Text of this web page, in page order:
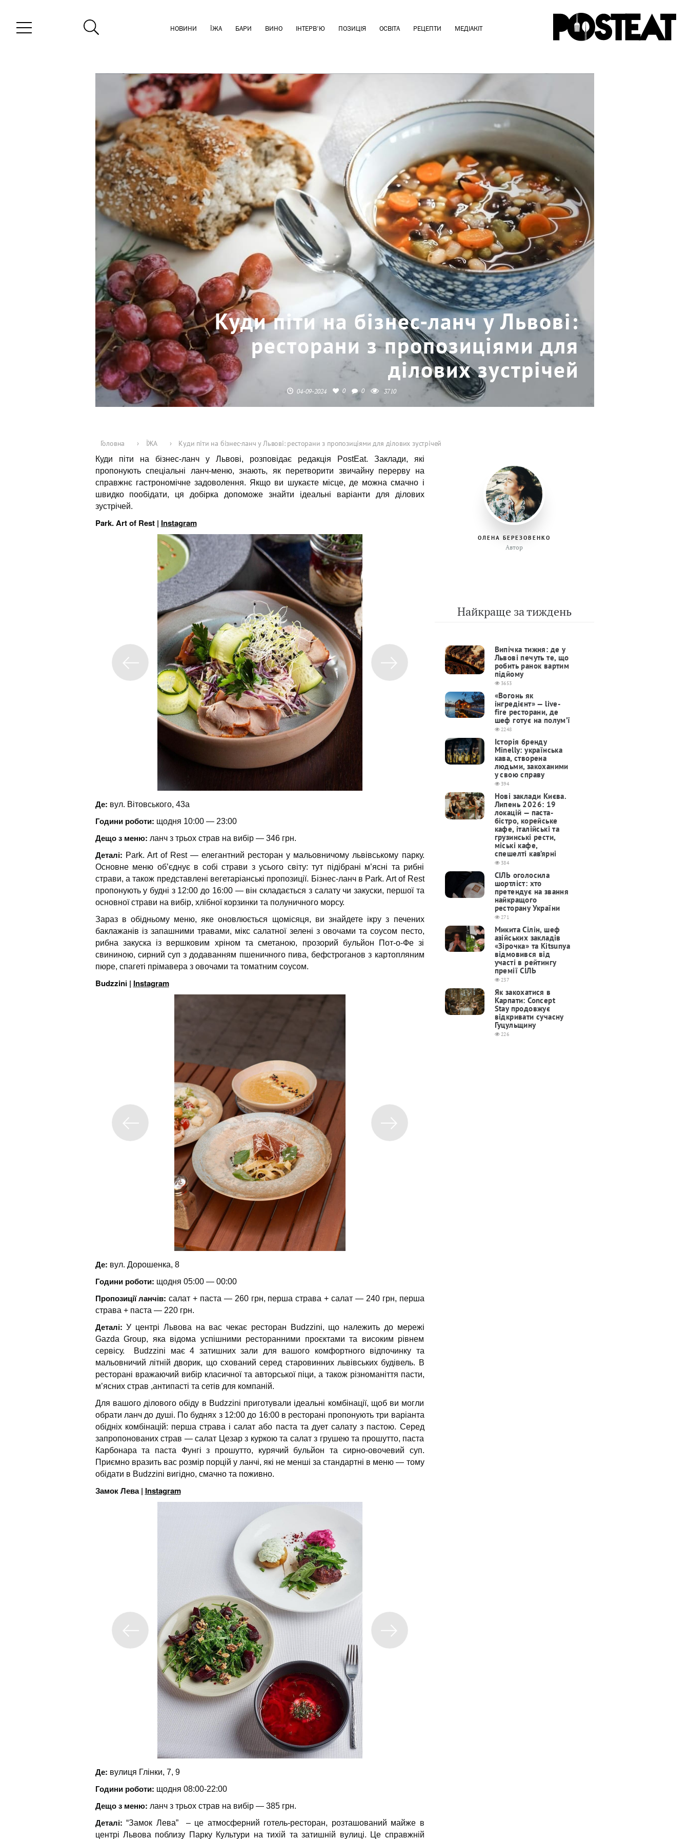
НОВИНИ ЇЖА БАРИ ВИНО ІНТЕРВ'Ю ПОЗИЦІЯ ОСВІТА РЕЦЕПТИ МЕДІАКІТ
Куди піти на бізнес-ланч у Львові:
ресторани з пропозиціями для
ділових зустрічей
04-09-2024 0 0 3710
Головна › ЇЖА › Куди піти на бізнес-ланч у Львові: ресторани з пропозиціями для ділових зустрічей
Куди піти на бізнес-ланч у Львові, розповідає редакція PostEat. Заклади, які
пропонують спеціальні ланч-меню, знають, як перетворити звичайну перерву на
справжнє гастрономічне задоволення. Якщо ви шукаєте місце, де можна смачно і
швидко пообідати, ця добірка допоможе знайти ідеальні варіанти для ділових
зустрічей.
Park. Art of Rest | Instagram
Де: вул. Вітовського, 43а
Години роботи: щодня 10:00 — 23:00
Дещо з меню: ланч з трьох страв на вибір — 346 грн.
Деталі: Park. Art of Rest — елегантний ресторан у мальовничому львівському парку.
Основне меню об’єднує в собі страви з усього світу: тут підібрані м’ясні та рибні
страви, а також представлені вегетаріанські пропозиції. Бізнес-ланч в Park. Art of Rest
пропонують у будні з 12:00 до 16:00 — він складається з салату чи закуски, першої та
основної страви на вибір, хлібної корзинки та полуничного морсу.
Зараз в обідньому меню, яке оновлюється щомісяця, ви знайдете ікру з печених
баклажанів із запашними травами, мікс салатної зелені з овочами та соусом песто,
рибна закуска із вершковим хріном та сметаною, прозорий бульйон Пот-о-Фе зі
свининою, сирний суп з додаванням пшеничного пива, бефстроганов з картопляним
пюре, спагеті прімавера з овочами та томатним соусом.
Budzzinі | Instagram
Де: вул. Дорошенка, 8
Години роботи: щодня 05:00 — 00:00
Пропозиції ланчів: салат + паста — 260 грн, перша страва + салат — 240 грн, перша
страва + паста — 220 грн.
Деталі: У центрі Львова на вас чекає ресторан Budzzini, що належить до мережі
Gazda Group, яка відома успішними ресторанними проєктами та високим рівнем
сервісу. Budzzini має 4 затишних зали для вашого комфортного відпочинку та
мальовничий літній дворик, що схований серед старовинних львівських будівель. В
ресторані вражаючий вибір класичної та авторської піци, а також різноманіття пасти,
м’ясних страв ,антипасті та сетів для компаній.
Для вашого ділового обіду в Budzzini приготували ідеальні комбінації, щоб ви могли
обрати ланч до душі. По буднях з 12:00 до 16:00 в ресторані пропонують три варіанта
обідніх комбінацій: перша страва і салат або паста та дует салату з пастою. Серед
запропонованих страв — салат Цезар з куркою та салат з грушею та прошутто, паста
Карбонара та паста Фунгі з прошутто, курячий бульйон та сирно-овочевий суп.
Приємно вразить вас розмір порцій у ланчі, які не менші за стандартні в меню — тому
обідати в Budzzini вигідно, смачно та поживно.
Замок Лева | Instagram
Де: вулиця Глінки, 7, 9
Години роботи: щодня 08:00-22:00
Дещо з меню: ланч з трьох страв на вибір — 385 грн.
Деталі: “Замок Лева” – це атмосферний готель-ресторан, розташований майже в
центрі Львова поблизу Парку Культури на тихій та затишній вулиці. Це справжній
ОЛЕНА БЕРЕЗОВЕНКО
Автор
Найкраще за тиждень
Випічка тижня: де у
Львові печуть те, що
робить ранок вартим
підйому
3653
«Вогонь як
інгредієнт» — live-
fire ресторани, де
шеф готує на полум’ї
2248
Історія бренду
Minelly: українська
кава, створена
людьми, закоханими
у свою справу
394
Нові заклади Києва.
Липень 2026: 19
локацій — паста-
бістро, корейське
кафе, італійські та
грузинські рести,
міські кафе,
спешелті кав’ярні
384
СІЛЬ оголосила
шортліст: хто
претендує на звання
найкращого
ресторану України
271
Микита Сілін, шеф
азійських закладів
«Зірочка» та Kitsunya
відмовився від
участі в рейтингу
премії СІЛЬ
237
Як закохатися в
Карпати: Concept
Stay продовжує
відкривати сучасну
Гуцульщину
226